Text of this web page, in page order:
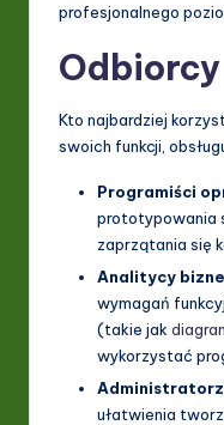
profesjonalnego
Odbiorcy
Kto najbardziej
swoich funkcji,
Programiści
prototypowania
zaprzątania się
Analitycy
wymagań
(takie jak
wykorzystać
ułatwienia